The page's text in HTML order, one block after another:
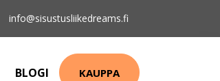
info@sisustusliikedreams.fi
BLOGI KAUPPA